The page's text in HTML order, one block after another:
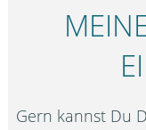
Gern kannst Du